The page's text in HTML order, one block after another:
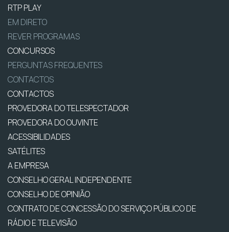
RTP PLAY
EM DIRETO
REVER PROGRAMAS
CONCURSOS
PERGUNTAS FREQUENTES
CONTACTOS
CONTACTOS
PROVEDORA DO TELESPECTADOR
PROVEDORA DO OUVINTE
ACESSIBILIDADES
SATÉLITES
A EMPRESA
CONSELHO GERAL INDEPENDENTE
CONSELHO DE OPINIÃO
CONTRATO DE CONCESSÃO DO SERVIÇO PÚBLICO DE
RÁDIO E TELEVISÃO